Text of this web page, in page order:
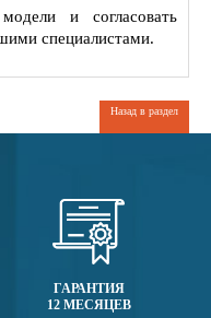
и согласовать
специалистами.
Назад в раздел
ГАРАНТИЯ
12 МЕСЯЦЕВ